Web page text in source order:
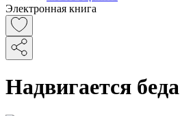
Электронная книга
Надвигается беда